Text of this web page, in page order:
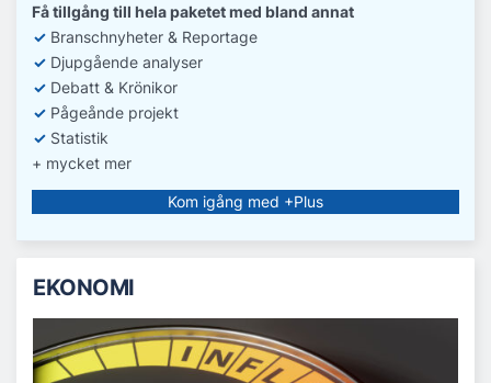
Få tillgång till hela paketet med bland annat
✓ Branschnyheter & Reportage
✓ Djupgående analyser
✓ Debatt & Krönikor
✓ Pågeånde projekt
✓ Statistik
+ mycket mer
Kom igång med +Plus
EKONOMI